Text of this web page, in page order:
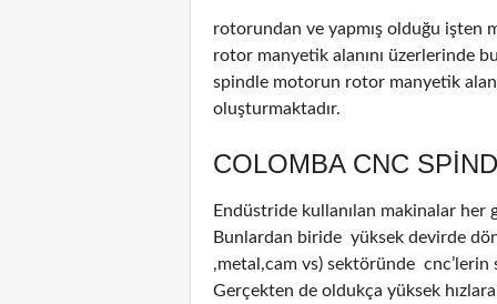
rotorundan ve yapmış olduğu işten
rotor manyetik alanını üzerlerinde
spindle motorun rotor manyetik
oluşturmaktadır.
COLOMBA CNC
Endüstride kullanılan makinalar her
Bunlardan biride yüksek devirde
,metal,cam vs) sektöründe
Gerçekten de oldukça yüksek